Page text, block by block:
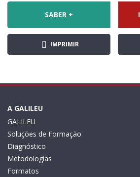
SABER +
IMPRIMIR
A GALILEU
GALILEU
Soluções de Formação
Diagnóstico
Metodologias
Formatos